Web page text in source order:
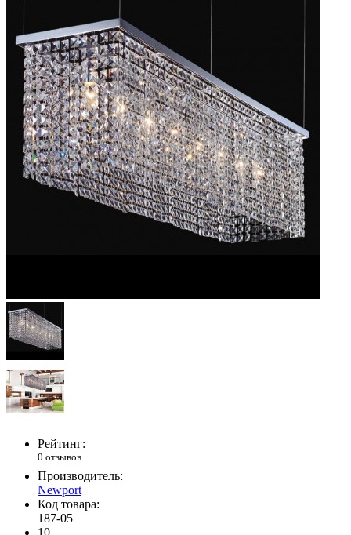
Рейтинг:
0 отзывов
Производитель:
Newport
Код товара:
187-05
10